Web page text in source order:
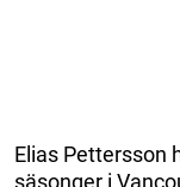
Elias Pettersson
säsonger i